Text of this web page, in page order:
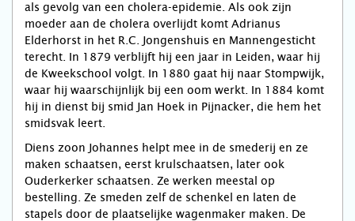
als gevolg van een cholera-epidemie. Als ook zijn
moeder aan de cholera overlijdt komt Adrianus
Elderhorst in het R.C. Jongenshuis en Mannengesticht
terecht. In 1879 verblijft hij een jaar in Leiden, waar hij
de Kweekschool volgt. In 1880 gaat hij naar Stompwijk,
waar hij waarschijnlijk bij een oom werkt. In 1884 komt
hij in dienst bij smid Jan Hoek in Pijnacker, die hem het
smidsvak leert.
Diens zoon Johannes helpt mee in de smederij en ze
maken schaatsen, eerst krulschaatsen, later ook
Ouderkerker schaatsen. Ze werken meestal op
bestelling. Ze smeden zelf de schenkel en laten de
stapels door de plaatselijke wagenmaker maken. De